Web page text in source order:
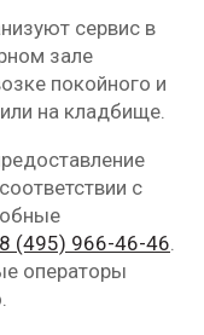
сервис в
зале
покойного и
на кладбище.
с
8 (495) 966-46-46
операторы